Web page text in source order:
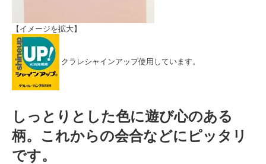
【イメージを拡大】
クラレシャインアップ使用しています。
しっとりとした色に遊び心のある
柄。これからの会合などにピッタリ
です。